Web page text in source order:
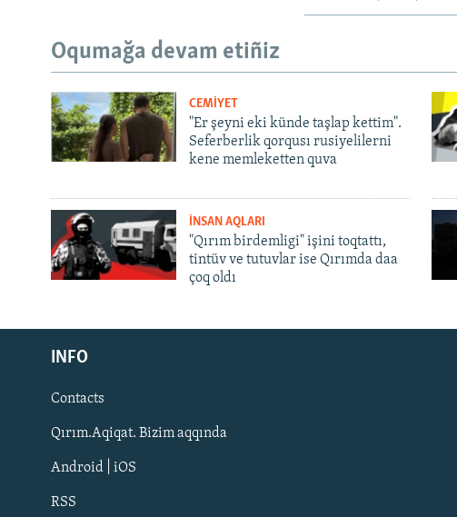
Русский
Українською
QOŞULIÑIZ!
Oqumağa devam etiñiz
CEMİYET
"Er şeyni eki künde taşlap kettim".
Seferberlik qorqusı rusiyelilerni
kene memleketten quva
İNSAN AQLARI
"Qırım birdemligi" işini toqtattı,
tintüv ve tutuvlar ise Qırımda daa
çoq oldı
INFO
Contacts
Qırım.Aqiqat. Bizim aqqında
Android | iOS
RSS